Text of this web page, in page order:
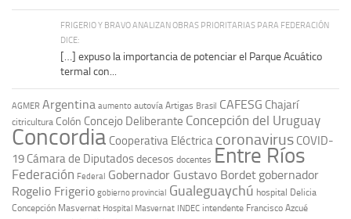
FRIGERIO Y BRAVO ANALIZAN OBRAS PRIORITARIAS PARA FEDERACIÓN
DICE:
[…] expuso la importancia de potenciar el Parque Acuático
termal con...
AGMER Argentina aumento autovía Artigas Brasil CAFESG Chajarí
citricultura Colón Concejo Deliberante Concepción del Uruguay
Concordia Cooperativa Eléctrica coronavirus COVID-
19 Cámara de Diputadosdecesos docentes Entre Ríos
Federación Federal Gobernador Gustavo Bordet gobernador
Rogelio Frigerio gobierno provincial Gualeguaychú hospital Delicia
Concepción Masvernat Hospital Masvernat INDEC intendente Francisco Azcué